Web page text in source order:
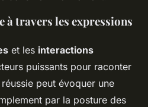
à travers les expressions
et les interactions
puissants pour raconter
peut évoquer une
par la posture des